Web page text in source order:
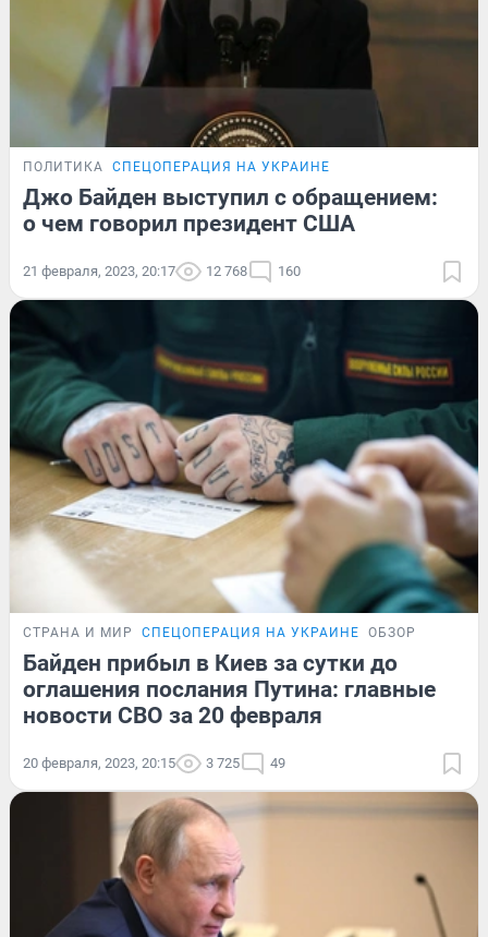
ПОЛИТИКА СПЕЦОПЕРАЦИЯ НА УКРАИНЕ
Джо Байден выступил с обращением:
о чем говорил президент США
21 февраля, 2023, 20:17 12 768 160
СТРАНА И МИР СПЕЦОПЕРАЦИЯ НА УКРАИНЕ ОБЗОР
Байден прибыл в Киев за сутки до
оглашения послания Путина: главные
новости СВО за 20 февраля
20 февраля, 2023, 20:15 3 725 49